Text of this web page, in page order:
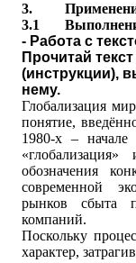
3.
3.1
- Работа с
Прочитай
(инструкции),
нему.
Глобализация
понятие,
1980-х –
«глобализация»
обозначения
современной
рынков сбыта
компаний.
Поскольку
характер,